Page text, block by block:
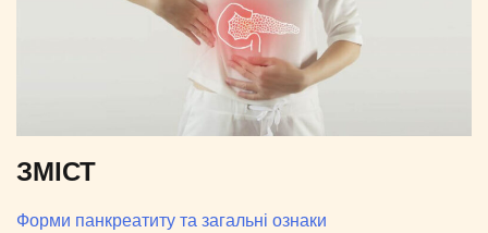
ЗМІСТ
Форми панкреатиту та загальні ознаки